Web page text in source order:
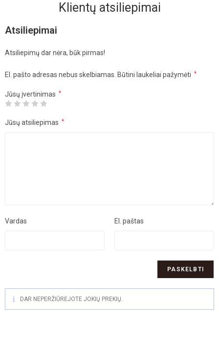
Klientų atsiliepimai
Atsiliepimai
Atsiliepimų dar nėra, būk pirmas!
El. pašto adresas nebus skelbiamas. Būtini laukeliai pažymėti *
Jūsų įvertinimas *
Jūsų atsiliepimas *
Vardas El. paštas
DAR NEPERŽIŪRĖJOTE JOKIŲ PREKIŲ.